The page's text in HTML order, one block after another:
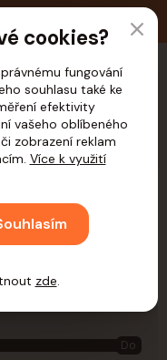
Do
cookies?
fungování
souhlasu také ke
efektivity
vašeho oblíbeného
zobrazení reklam
Více k využití
zde.